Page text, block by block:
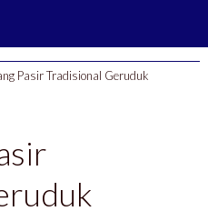
Pasir Tradisional Geruduk